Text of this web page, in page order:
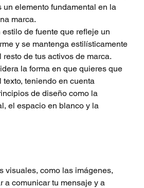
un elemento fundamental en la
marca.
de fuente que refleje un
y se mantenga estilísticamente
de tus activos de marca.
la forma en que quieres que
texto, teniendo en cuenta
de diseño como la
el espacio en blanco y la
visuales, como las imágenes,
a comunicar tu mensaje y a